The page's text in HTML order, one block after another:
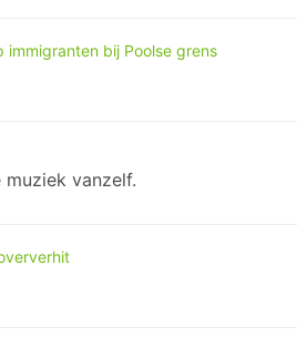
immigranten bij Poolse grens
vanzelf.